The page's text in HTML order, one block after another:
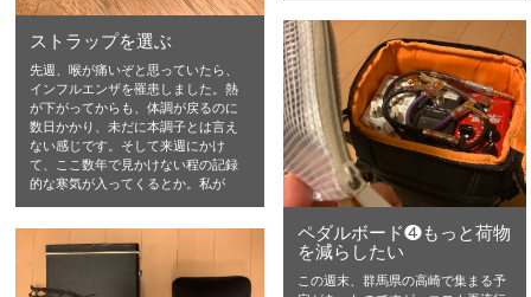
ストラップを選ぶ
先週、喉が痛いぞと思っていたら、
インフルエンザを罹患しました。熱
が下がってからも、体調が戻るのに
数日かかり、未だに本調子とは言え
ない感じです。そして来週にかけ
て、ここ数年で見かけない程の記録
的な寒気が入ってくるとか。私が
ペダルボード❹もっと荷物
を減らしたい
この週末、群馬県の高崎で集まる予